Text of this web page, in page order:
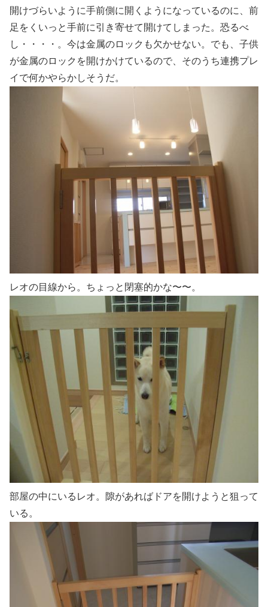
開けづらいように手前側に開くようになっているのに、前
足をくいっと手前に引き寄せて開けてしまった。恐るべ
し・・・・。今は金属のロックも欠かせない。でも、子供
が金属のロックを開けかけているので、そのうち連携プレ
イで何かやらかしそうだ。
レオの目線から。ちょっと閉塞的かな〜〜。
部屋の中にいるレオ。隙があればドアを開けようと狙って
いる。